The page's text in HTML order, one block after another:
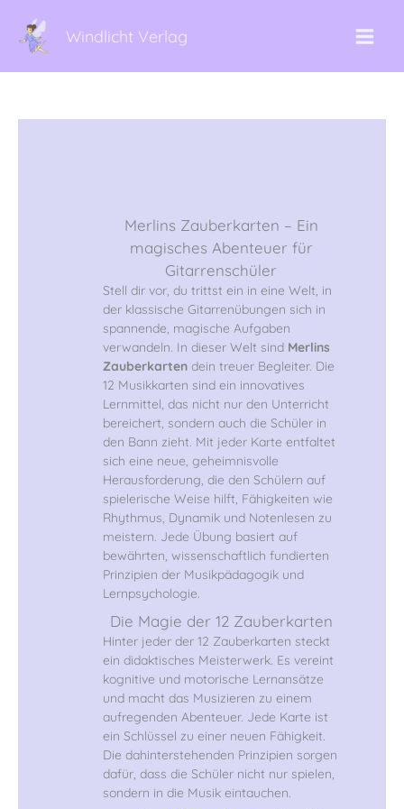
Inhalt
springen
Windlicht Verlag
Merlins Zauberkarten – Ein
magisches Abenteuer für
Gitarrenschüler
Stell dir vor, du trittst ein in eine Welt, in
der klassische Gitarrenübungen sich in
spannende, magische Aufgaben
verwandeln. In dieser Welt sind Merlins
Zauberkarten dein treuer Begleiter. Die
12 Musikkarten sind ein innovatives
Lernmittel, das nicht nur den Unterricht
bereichert, sondern auch die Schüler in
den Bann zieht. Mit jeder Karte entfaltet
sich eine neue, geheimnisvolle
Herausforderung, die den Schülern auf
spielerische Weise hilft, Fähigkeiten wie
Rhythmus, Dynamik und Notenlesen zu
meistern. Jede Übung basiert auf
bewährten, wissenschaftlich fundierten
Prinzipien der Musikpädagogik und
Lernpsychologie.
Die Magie der 12 Zauberkarten
Hinter jeder der 12 Zauberkarten steckt
ein didaktisches Meisterwerk. Es vereint
kognitive und motorische Lernansätze
und macht das Musizieren zu einem
aufregenden Abenteuer. Jede Karte ist
ein Schlüssel zu einer neuen Fähigkeit.
Die dahinterstehenden Prinzipien sorgen
dafür, dass die Schüler nicht nur spielen,
sondern in die Musik eintauchen.